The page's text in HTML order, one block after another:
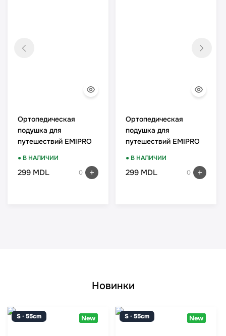
Ортопедическая
подушка для
путешествий EMIPRO
● В НАЛИЧИИ
299 MDL 0
Ортопедическая
подушка для
путешествий EMIPRO
● В НАЛИЧИИ
299 MDL 0
Новинки
S · 55cm New S · 55cm New